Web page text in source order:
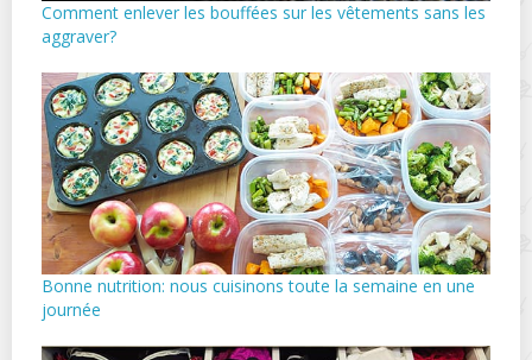
Comment enlever les bouffées sur les vêtements sans les
aggraver?
Bonne nutrition: nous cuisinons toute la semaine en une
journée